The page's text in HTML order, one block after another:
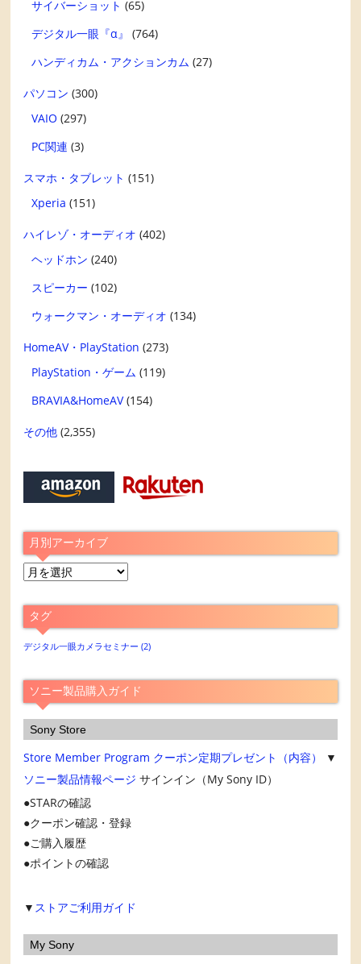
サイバーショット (65)
デジタル一眼『α』
(764)
ハンディカム・アクションカム (27)
パソコン (300)
VAIO (297)
PC関連 (3)
スマホ・タブレット (151)
Xperia (151)
ハイレゾ・オーディオ (402)
ヘッドホン (240)
スピーカー (102)
ウォークマン・オーディオ (134)
HomeAV・PlayStation (273)
PlayStation・ゲーム (119)
BRAVIA&HomeAV(154)
その他 (2,355)
月別アーカイブ
月
ア
ー
カ
ブ
タグ
デジタル一眼カメラセミナー (2)
ソニー製品購入ガイド
Sony Store
Store Member Program クーポン定期プレゼント（内容）
▼
ソニー製品情報ページ サインイン（My Sony ID）
STARの確認
クーポン確認・登録
ご購入履歴
ポイントの確認
▼ ストアご利用ガイド
My Sony